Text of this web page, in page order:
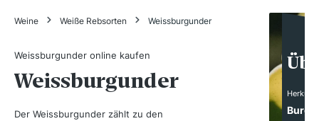
Weine Weiße Rebsorten Weissburgunder
Weissburgunder online kaufen
Weissburgunder
Der Weissburgunder zählt zu den
Herkunft